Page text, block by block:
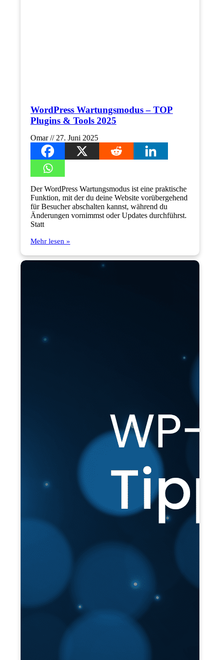
WordPress Wartungsmodus – TOP
Plugins & Tools 2025
Omar 27. Juni 2025
Der WordPress Wartungsmodus ist eine praktische
Funktion, mit der du deine Website vorübergehend
für Besucher abschalten kannst, während du
Änderungen vornimmst oder Updates durchführst.
Statt
Mehr lesen »